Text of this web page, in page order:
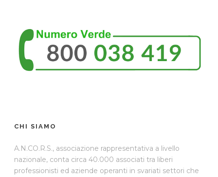
CHI SIAMO
A.N.CO.R.S., associazione rappresentativa a livello
nazionale, conta circa 40.000 associati tra liberi
professionisti ed aziende operanti in svariati settori che